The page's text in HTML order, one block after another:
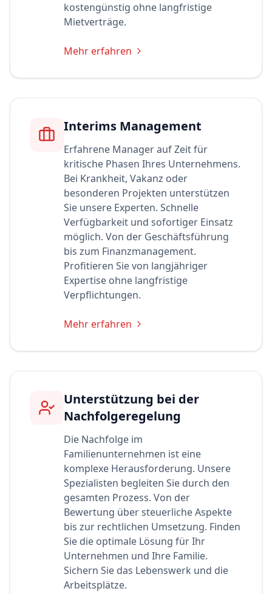
kostengünstig ohne langfristige
Mietverträge.
Mehr erfahren
Interims Management
Erfahrene Manager auf Zeit für
kritische Phasen Ihres Unternehmens.
Bei Krankheit, Vakanz oder
besonderen Projekten unterstützen
Sie unsere Experten. Schnelle
Verfügbarkeit und sofortiger Einsatz
möglich. Von der Geschäftsführung
bis zum Finanzmanagement.
Profitieren Sie von langjähriger
Expertise ohne langfristige
Verpflichtungen.
Mehr erfahren
Unterstützung bei der
Nachfolgeregelung
Die Nachfolge im
Familienunternehmen ist eine
komplexe Herausforderung. Unsere
Spezialisten begleiten Sie durch den
gesamten Prozess. Von der
Bewertung über steuerliche Aspekte
bis zur rechtlichen Umsetzung. Finden
Sie die optimale Lösung für Ihr
Unternehmen und Ihre Familie.
Sichern Sie das Lebenswerk und die
Arbeitsplätze.